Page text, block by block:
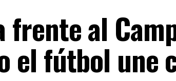
frente al
el fútbol une